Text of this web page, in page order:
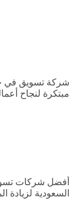
شركة تسويق في
مبتكرة لنجاح
أفضل شركات
السعودية لزيادة